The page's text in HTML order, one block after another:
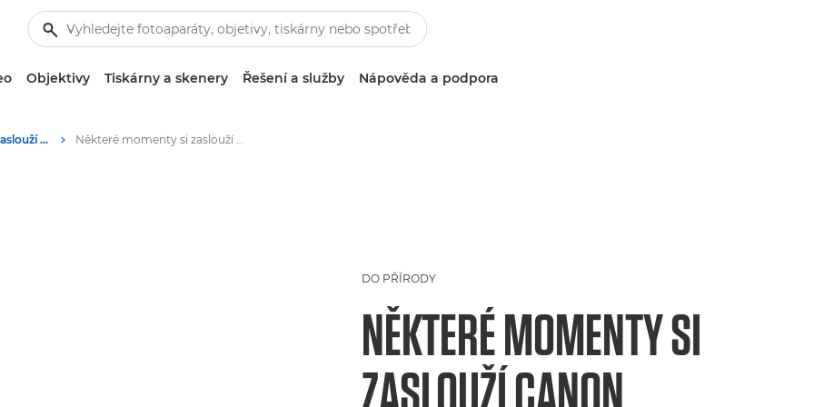
Objektivy Tiskárny a skenery Řešení a služby Nápověda a podpora
Některé momenty si zaslouží Canon Některé momenty si zaslouží Canon
DO PŘÍRODY
NĚKTERÉ MOMENTY SI
ZASLOUŽÍ CANON